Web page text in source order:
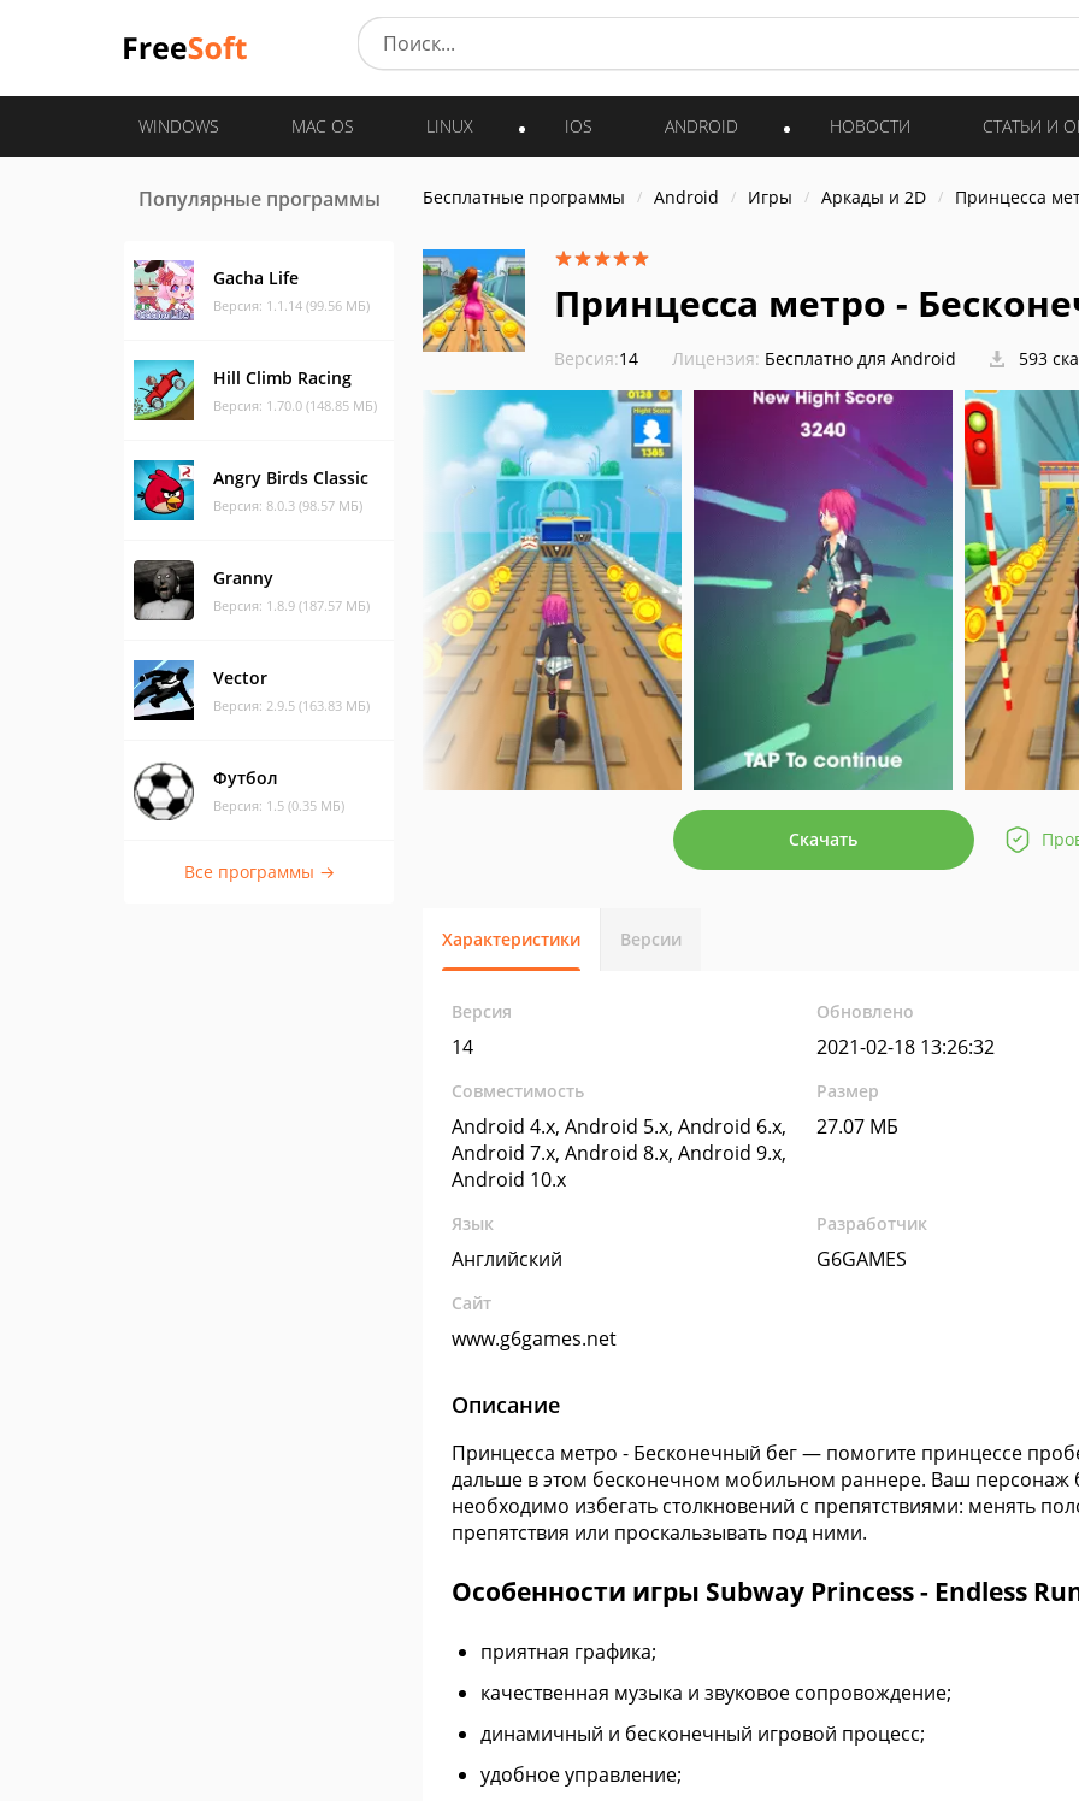
WINDOWS MAC OS LINUX IOS ANDROID НОВОСТИ СТАТЬИ И
Популярные программы
Gacha Life
Версия: 1.1.14 (99.56 МБ)
Hill Climb Racing
Версия: 1.70.0 (148.85 МБ)
Angry Birds Classic
Версия: 8.0.3 (98.57 МБ)
Granny
Версия: 1.8.9 (187.57 МБ)
Vector
Версия: 2.9.5 (163.83 МБ)
Футбол
Версия: 1.5 (0.35 МБ)
Все программы →
Бесплатные программы Android Игры Аркады и 2D Принцесса
Принцесса метро -
Версия:14 Лицензия: Бесплатно для Android 593
Скачать
Характеристики Версии
Версия
14
Обновлено
2021-02-18 13:26:32
Совместимость
Android 4.x, Android 5.x, Android 6.x,
Android 7.x, Android 8.x, Android 9.x,
Android 10.x
Размер
27.07 МБ
Язык
Английский
Разработчик
G6GAMES
Сайт
www.g6games.net
Описание
Принцесса метро - Бесконечный бег — помогите принцессе
дальше в этом бесконечном мобильном раннере. Ваш персонаж
необходимо избегать столкновений с препятствиями: менять
препятствия или проскальзывать под ними.
Особенности игры Subway Princess - Endless
приятная графика;
качественная музыка и звуковое сопровождение;
динамичный и бесконечный игровой процесс;
удобное управление;